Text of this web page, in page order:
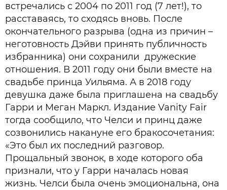
встречались с 2004 по 2011 год (7 лет!), то
расставаясь, то сходясь вновь. После
окончательного разрыва (одна из причин –
неготовность Дэйви принять публичность
избранника) они сохранили дружеские
отношения. В 2011 году они были вместе на
свадьбе принца Уильяма. А в 2018 году
девушка даже была приглашена на свадьбу
Гарри и Меган Маркл. Издание Vanity Fair
тогда сообщило, что Челси и принц даже
созвонились накануне его бракосочетания:
«Это был их последний разговор.
Прощальный звонок, в ходе которого оба
признали, что у Гарри началась новая
жизнь. Челси была очень эмоциональна, она